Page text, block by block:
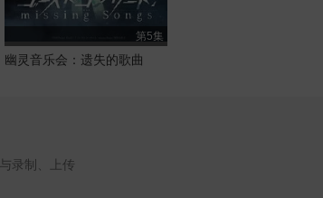
第5集
幽灵音乐会：遗失的歌曲
录制、上传